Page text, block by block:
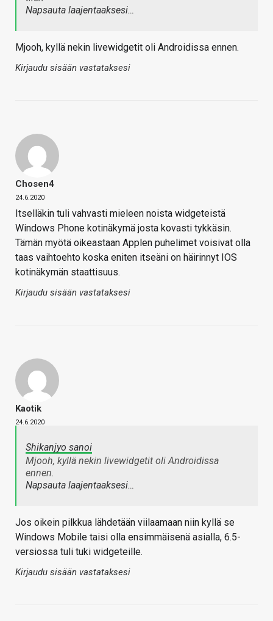
Napsauta laajentaaksesi…
Mjooh, kyllä nekin livewidgetit oli Androidissa ennen.
Kirjaudu sisään vastataksesi
Chosen4
24.6.2020
Itselläkin tuli vahvasti mieleen noista widgeteistä
Windows Phone kotinäkymä josta kovasti tykkäsin.
Tämän myötä oikeastaan Applen puhelimet voisivat olla
taas vaihtoehto koska eniten itseäni on häirinnyt IOS
kotinäkymän staattisuus.
Kirjaudu sisään vastataksesi
Kaotik
24.6.2020
Shikanjyo sanoi
Mjooh, kyllä nekin livewidgetit oli Androidissa
ennen.
Napsauta laajentaaksesi…
Jos oikein pilkkua lähdetään viilaamaan niin kyllä se
Windows Mobile taisi olla ensimmäisenä asialla, 6.5-
versiossa tuli tuki widgeteille.
Kirjaudu sisään vastataksesi